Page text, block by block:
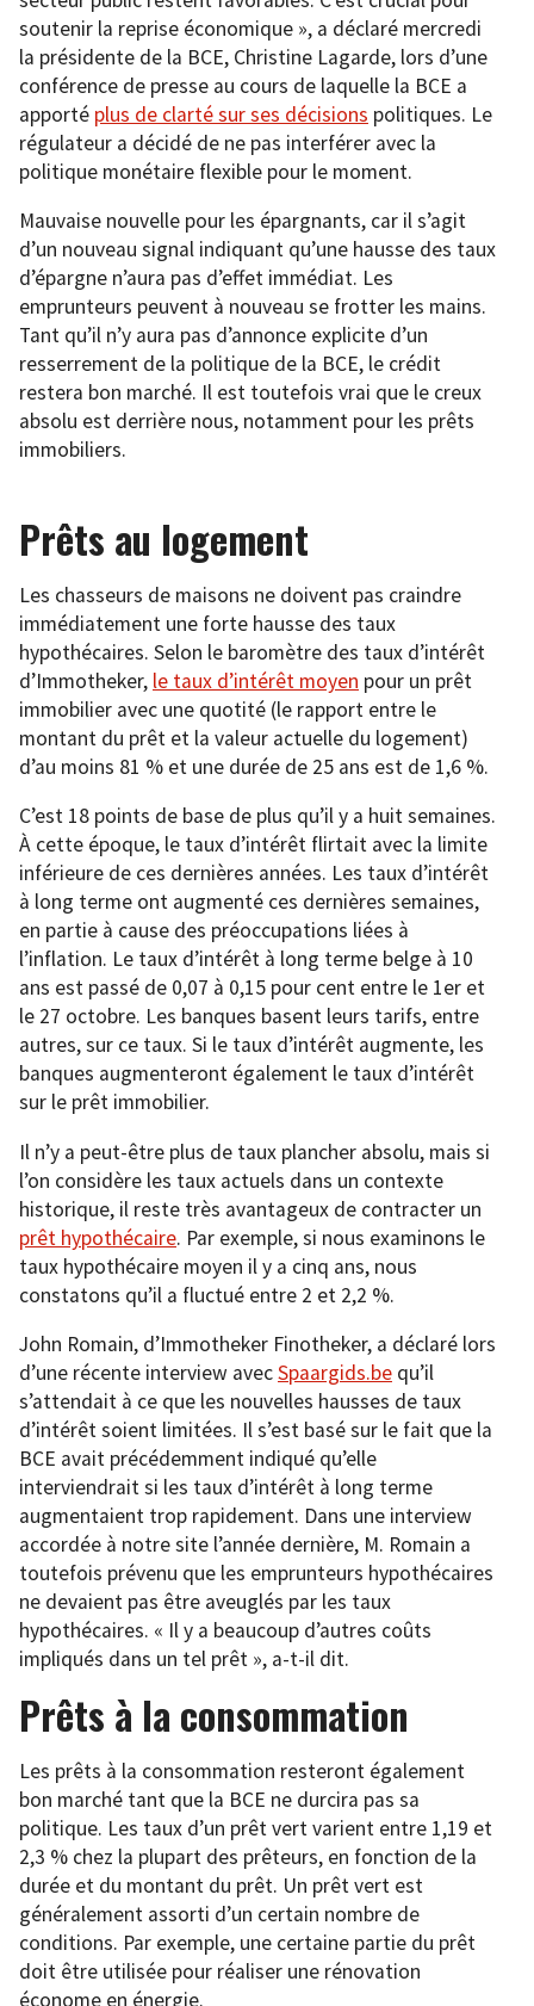
soutenir la reprise économique », a déclaré mercredi
la présidente de la BCE, Christine Lagarde, lors d’une
conférence de presse au cours de laquelle la BCE a
apporté plus de clarté sur ses décisions politiques. Le
régulateur a décidé de ne pas interférer avec la
politique monétaire flexible pour le moment.
Mauvaise nouvelle pour les épargnants, car il s’agit
d’un nouveau signal indiquant qu’une hausse des taux
d’épargne n’aura pas d’effet immédiat. Les
emprunteurs peuvent à nouveau se frotter les mains.
Tant qu’il n’y aura pas d’annonce explicite d’un
resserrement de la politique de la BCE, le crédit
restera bon marché. Il est toutefois vrai que le creux
absolu est derrière nous, notamment pour les prêts
immobiliers.
Prêts au logement
Les chasseurs de maisons ne doivent pas craindre
immédiatement une forte hausse des taux
hypothécaires. Selon le baromètre des taux d’intérêt
d’Immotheker, le taux d’intérêt moyen pour un prêt
immobilier avec une quotité (le rapport entre le
montant du prêt et la valeur actuelle du logement)
d’au moins 81 % et une durée de 25 ans est de 1,6 %.
C’est 18 points de base de plus qu’il y a huit semaines.
À cette époque, le taux d’intérêt flirtait avec la limite
inférieure de ces dernières années. Les taux d’intérêt
à long terme ont augmenté ces dernières semaines,
en partie à cause des préoccupations liées à
l’inflation. Le taux d’intérêt à long terme belge à 10
ans est passé de 0,07 à 0,15 pour cent entre le 1er et
le 27 octobre. Les banques basent leurs tarifs, entre
autres, sur ce taux. Si le taux d’intérêt augmente, les
banques augmenteront également le taux d’intérêt
sur le prêt immobilier.
Il n’y a peut-être plus de taux plancher absolu, mais si
l’on considère les taux actuels dans un contexte
historique, il reste très avantageux de contracter un
prêt hypothécaire. Par exemple, si nous examinons le
taux hypothécaire moyen il y a cinq ans, nous
constatons qu’il a fluctué entre 2 et 2,2 %.
John Romain, d’Immotheker Finotheker, a déclaré lors
d’une récente interview avecSpaargids.be qu’il
s’attendait à ce que les nouvelles hausses de taux
d’intérêt soient limitées. Il s’est basé sur le fait que la
BCE avait précédemment indiqué qu’elle
interviendrait si les taux d’intérêt à long terme
augmentaient trop rapidement. Dans une interview
accordée à notre site l’année dernière, M. Romain a
toutefois prévenu que les emprunteurs hypothécaires
ne devaient pas être aveuglés par les taux
hypothécaires. « Il y a beaucoup d’autres coûts
impliqués dans un tel prêt », a-t-il dit.
Prêts à la consommation
Les prêts à la consommation resteront également
bon marché tant que la BCE ne durcira pas sa
politique. Les taux d’un prêt vert varient entre 1,19 et
2,3 % chez la plupart des prêteurs, en fonction de la
durée et du montant du prêt. Un prêt vert est
généralement assorti d’un certain nombre de
conditions. Par exemple, une certaine partie du prêt
doit être utilisée pour réaliser une rénovation
économe en énergie.